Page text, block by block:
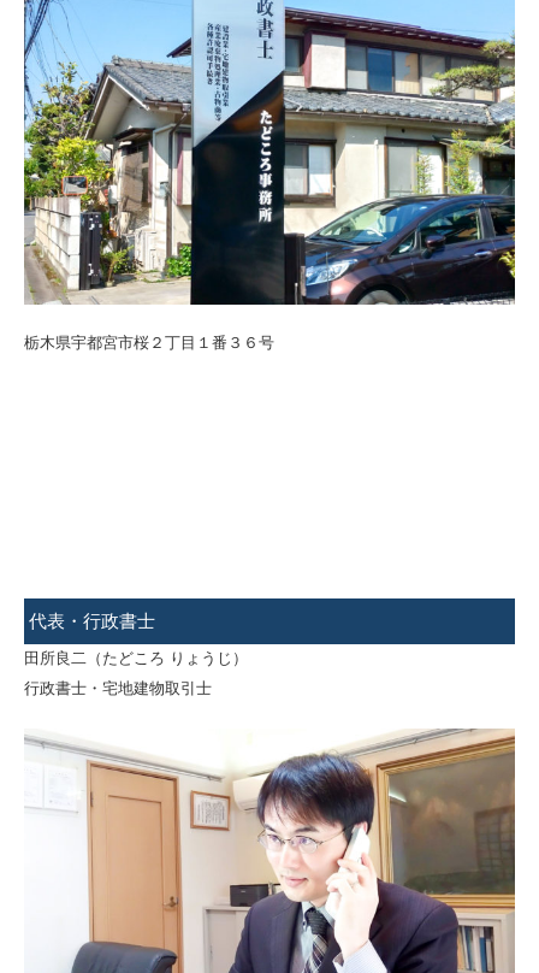
栃木県宇都宮市桜２丁目１番３６号
代表・行政書士
田所良二（たどころ りょうじ）
行政書士・宅地建物取引士